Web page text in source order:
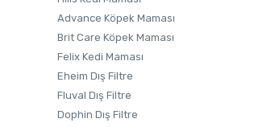
Advance Köpek Maması
Brit Care Köpek Maması
Felix Kedi Maması
Eheim Dış Filtre
Fluval Dış Filtre
Dophin Dış Filtre